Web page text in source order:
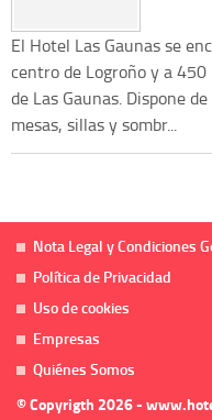
El Hotel Las Gaunas se
centro de Logroño y a
de Las Gaunas. Dispone
mesas, sillas y sombr...
Nota Legal y Condiciones
Política de Privacidad
Uso de cookies
Empresas
Quiénes Somos
© Copyrigth 2026 -